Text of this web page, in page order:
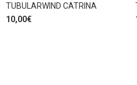
TUBULARWIND CATRINA
10,00€